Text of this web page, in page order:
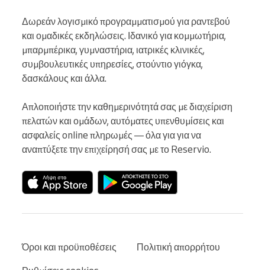
Δωρεάν λογισμικό προγραμματισμού για ραντεβού
και ομαδικές εκδηλώσεις. Ιδανικό για κομμωτήρια,
μπαρμπέρικα, γυμναστήρια, ιατρικές κλινικές,
συμβουλευτικές υπηρεσίες, στούντιο γιόγκα,
δασκάλους και άλλα.
Απλοποιήστε την καθημερινότητά σας με διαχείριση
πελατών και ομάδων, αυτόματες υπενθυμίσεις και
ασφαλείς online πληρωμές — όλα για για να
αναπτύξετε την επιχείρησή σας με το Reservio.
Όροι και προϋποθέσεις
Πολιτική απορρήτου